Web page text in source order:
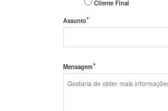
Cliente Final
Assunto*
Mensagem*